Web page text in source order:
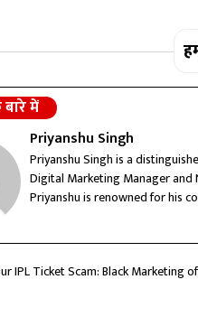
में
Priyanshu Singh
Priyanshu Singh is a
Digital Marketing Manager and
Priyanshu is renowned for his
captivated audiences.
IPL Ticket Scam: Black Marketing